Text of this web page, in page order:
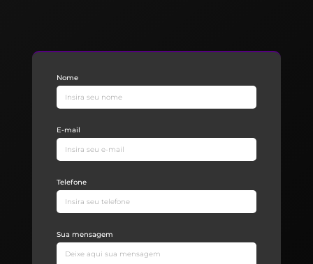
Nome
E-mail
Telefone
Sua mensagem